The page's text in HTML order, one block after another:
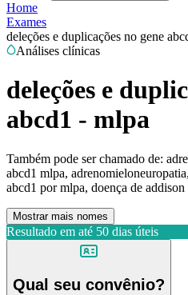
Home
Exames
deleções e duplicações no gene
Análises clínicas
deleções e
abcd1 - mlpa
Também pode ser chamado de:
abcd1 mlpa,
abcd1 por mlpa, doença de addison
Mostrar mais nomes
Resultado em até 50 dias úteis
Qual seu convênio?